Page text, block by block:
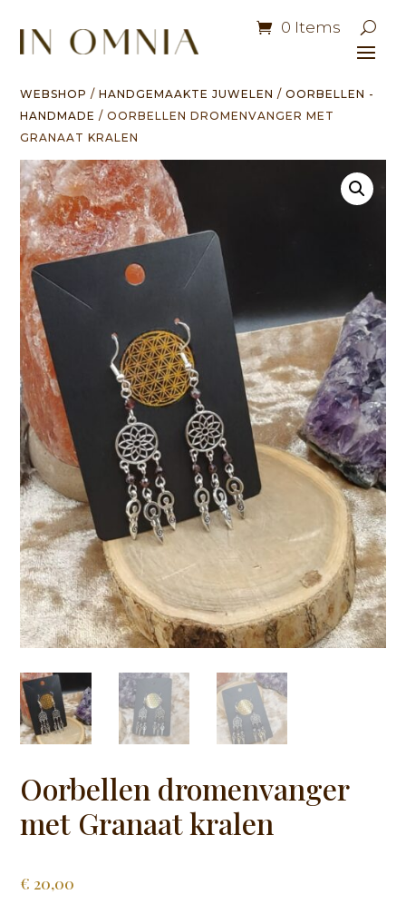
0 Items
WEBSHOP /HANDGEMAAKTE JUWELEN /OORBELLEN -
HANDMADE / OORBELLEN DROMENVANGER MET
GRANAAT KRALEN
Oorbellen dromenvanger
met Granaat kralen
€ 20,00